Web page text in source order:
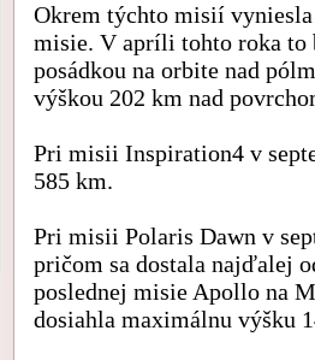
Okrem týchto misií
misie. V apríli tohto roka to
posádkou na orbite nad
výškou 202 km nad
Pri misii Inspiration4 v
585 km.
Pri misii Polaris Dawn v
pričom sa dostala najďalej
poslednej misie Apollo na
dosiahla maximálnu výšku